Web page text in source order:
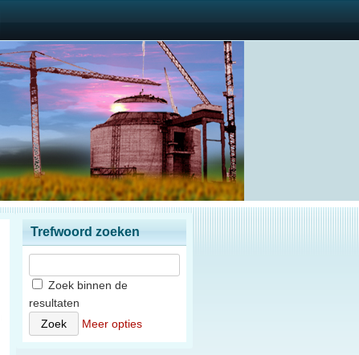
Trefwoord zoeken
Zoek binnen de
resultaten
Meer opties